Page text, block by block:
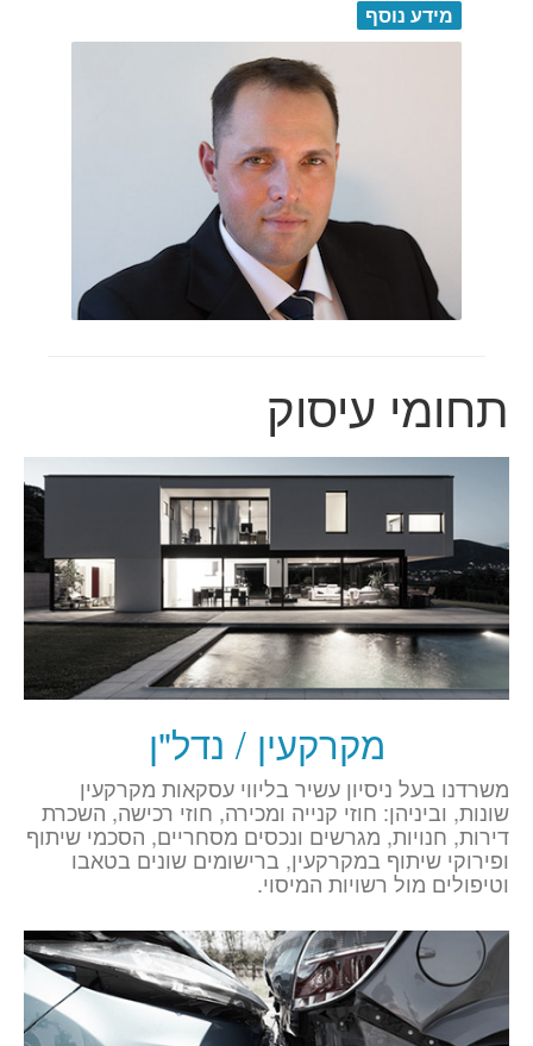
מידע נוסף
תחומי עיסוק
מקרקעין / נדל"ן
משרדנו בעל ניסיון עשיר בליווי עסקאות מקרקעין
שונות, וביניהן: חוזי קנייה ומכירה, חוזי רכישה, השכרת
דירות, חנויות, מגרשים ונכסים מסחריים, הסכמי שיתוף
ופירוקי שיתוף במקרקעין, ברישומים שונים בטאבו
וטיפולים מול רשויות המיסוי.